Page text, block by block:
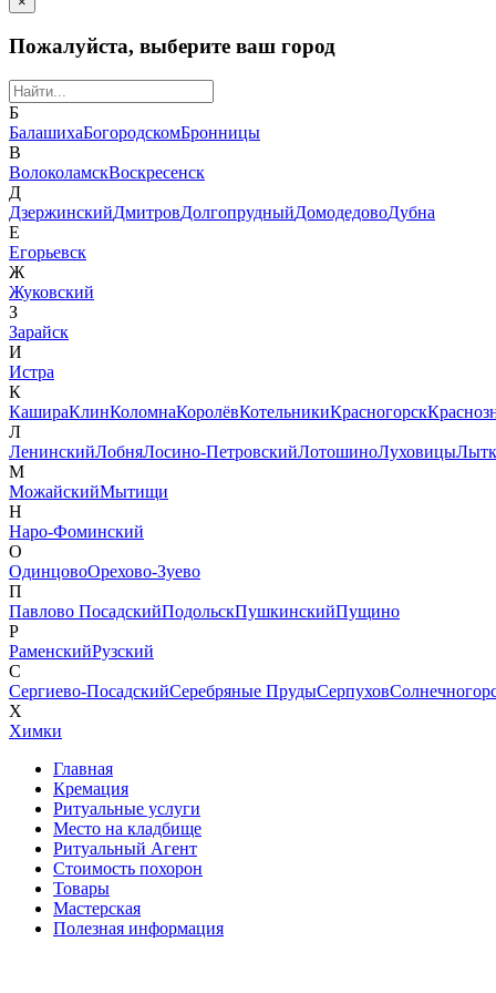
Пожалуйста, выберите ваш город
Б
БалашихаБогородскомБронницы
В
ВолоколамскВоскресенск
Д
ДзержинскийДмитровДолгопрудныйДомодедовоДубна
Е
Егорьевск
Ж
Жуковский
З
Зарайск
И
Истра
К
КашираКлинКоломнаКоролёвКотельникиКрасногорск
Л
ЛенинскийЛобняЛосино-ПетровскийЛотошиноЛуховицы
М
МожайскийМытищи
Н
Наро-Фоминский
О
ОдинцовоОрехово-Зуево
П
Павлово ПосадскийПодольскПушкинскийПущино
Р
РаменскийРузский
С
Сергиево-ПосадскийСеребряные ПрудыСерпухов
Х
Химки
Главная
Кремация
Ритуальные услуги
Место на кладбище
Ритуальный Агент
Стоимость похорон
Товары
Мастерская
Полезная информация